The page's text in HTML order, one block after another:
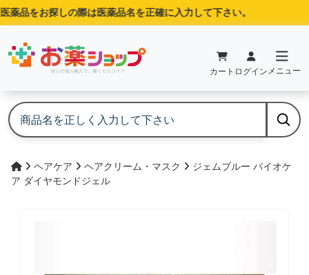
品をお探しの際は医薬品名を正確に入力して下さい。
カート ログイン メニュー
ヘアケア ヘアクリーム・マスク
ジェムブルー バイオケ
ア ダイヤモンドジェル